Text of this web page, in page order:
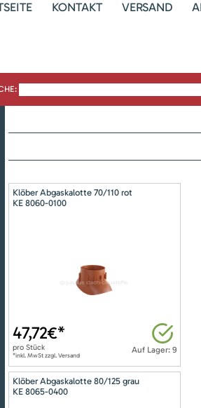
KONTAKT VERSAND
Klöber Abgaskalotte 70/110 rot
KE 8060-0100
Auf Lager: 9
47,72€*
pro Stück
*inkl. MwSt zzgl. Versand
Klöber Abgaskalotte 80/125 grau
KE 8065-0400